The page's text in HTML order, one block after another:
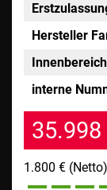
Hersteller
Innenbereich
interne
35.998
1.800 € (Netto)